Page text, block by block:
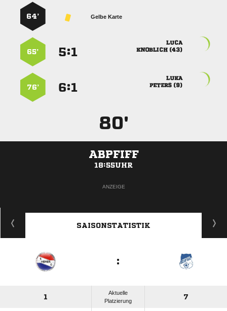
Gelbe Karte
64’

 
:
65’

 
:
76’
80'
ABPFIFF
18:55UHR
ANZEIGE
SAISONSTATISTIK
:
1
Aktuelle
Platzierung
7